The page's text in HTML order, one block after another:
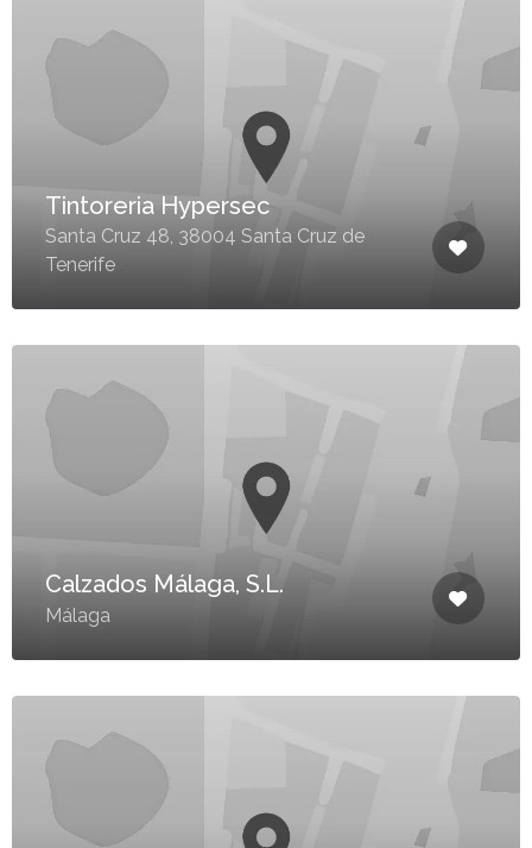
Tintoreria Hypersec
Santa Cruz 48, 38004 Santa Cruz de
Tenerife
Calzados Málaga, S.L.
Málaga